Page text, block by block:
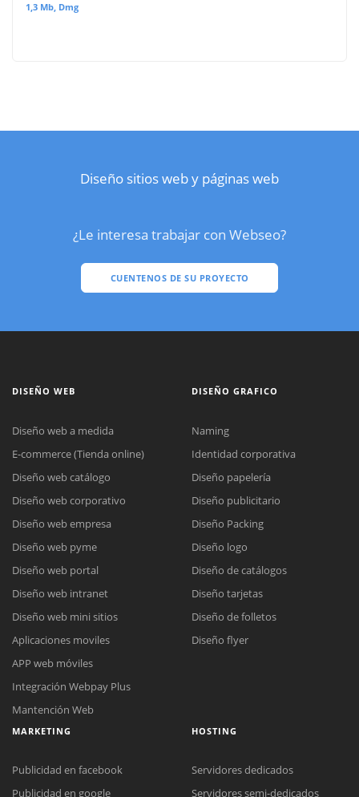
1,3 Mb, Dmg
Diseño sitios web y páginas web
¿Le interesa trabajar con Webseo?
CUENTENOS DE SU PROYECTO
Reunión online
DISEÑO WEB
Diseño web a medida
E-commerce (Tienda online)
Diseño web catálogo
Diseño web corporativo
Diseño web empresa
Diseño web pyme
Diseño web portal
Diseño web intranet
Diseño web mini sitios
Aplicaciones moviles
APP web móviles
Integración Webpay Plus
Mantención Web
DISEÑO GRAFICO
Naming
Identidad corporativa
Diseño papelería
Diseño publicitario
Diseño Packing
Diseño logo
Diseño de catálogos
Diseño tarjetas
Diseño de folletos
Diseño flyer
MARKETING
Publicidad en facebook
Publicidad en google
HOSTING
Servidores dedicados
Servidores semi-dedicados